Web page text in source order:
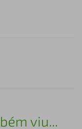
viu...